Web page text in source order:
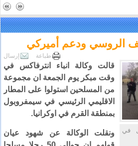
الروسي ودعم أميركي
إرسال طباعة
في
قالت وكالة انباء انترفاكس في
وقت مبكر يوم الجمعة ان مجموعة
من المسلحين استولوا على المطار
الاقليمي الرئيسي في سيمفروبول
بمنطقة القرم في اوكرانيا.
ونقلت الوكالة عن شهود عيان